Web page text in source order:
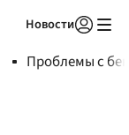
Новости
Проблемы с